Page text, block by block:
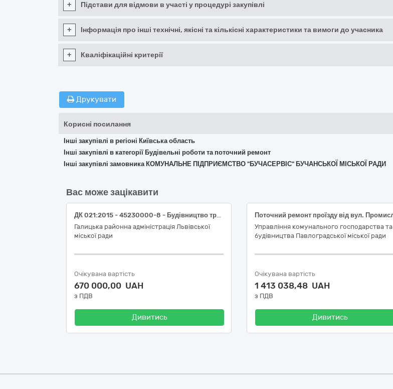
+ Підстави для відмови в участі у процедурі закупівлі
+ Інформація про інші технічні, якісні та кількісні характеристики та вимоги до учасника
+ Кваліфікаційні критерії
Друкувати
Корисні посилання
Інші закупівлі в регіоні Київська область
Інші закупівлі в категорії Будівельні роботи та поточний ремонт
Інші закупівлі замовника КОМУНАЛЬНЕ ПІДПРИЄМСТВО "БУЧАСЕРВІС" БУЧАНСЬКОЇ МІСЬКОЇ РАДИ
Вас може зацікавити
ДК 021:2015 - 45230000-8 - Будівництво трубопроводів, ліній зв’язку та електропередач, шосе, доріг, аеродромів і залізничних доріг; вирівнювання поверхонь - Заходи з усунення аварій в житловому фонді, а саме: Послуги з поточного ремонту каналізаційного випуску в житловому будинку №8 на вул. Колесси у м. Львові
Галицька районна адміністрація Львівської
міської ради
Очікувана вартість
670 000,00 UAH
з ПДВ
Дивитись
Управління комунального господарства та
будівництва Павлоградської міської ради
Очікувана вартість
1 413 038,48 UAH
з ПДВ
Дивитись